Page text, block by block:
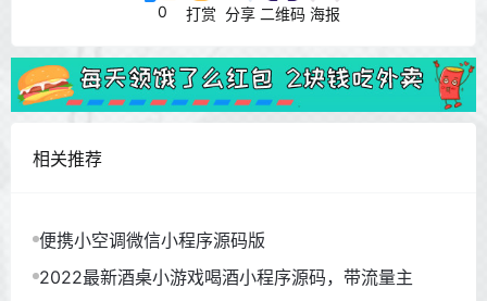
0 打赏 分享 二维码 海报
相关推荐
便携小空调微信小程序源码版
2022最新酒桌小游戏喝酒小程序源码，带流量主